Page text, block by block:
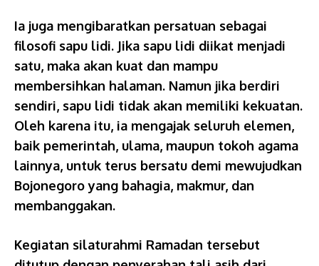
Ia juga mengibaratkan persatuan sebagai
filosofi sapu lidi. Jika sapu lidi diikat menjadi
satu, maka akan kuat dan mampu
membersihkan halaman. Namun jika berdiri
sendiri, sapu lidi tidak akan memiliki kekuatan.
Oleh karena itu, ia mengajak seluruh elemen,
baik pemerintah, ulama, maupun tokoh agama
lainnya, untuk terus bersatu demi mewujudkan
Bojonegoro yang bahagia, makmur, dan
membanggakan.
Kegiatan silaturahmi Ramadan tersebut